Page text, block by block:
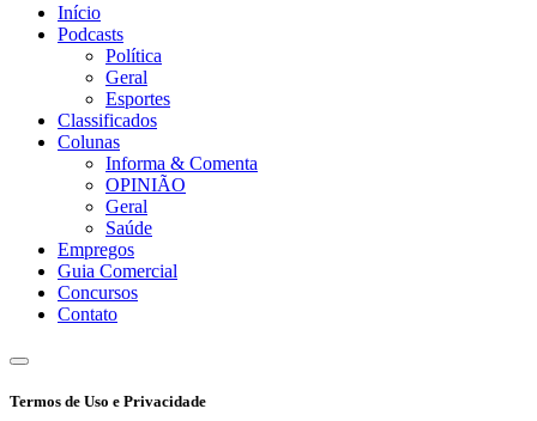
Início
Podcasts
Política
Geral
Esportes
Classificados
Colunas
Informa & Comenta
OPINIÃO
Geral
Saúde
Empregos
Guia Comercial
Concursos
Contato
Termos de Uso e Privacidade